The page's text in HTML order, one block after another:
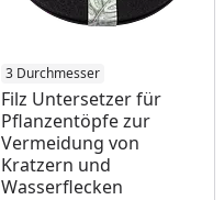
3 Durchmesser
Filz Untersetzer für
Pflanzentöpfe zur
Vermeidung von
Kratzern und
Wasserflecken
Produkt am Lager